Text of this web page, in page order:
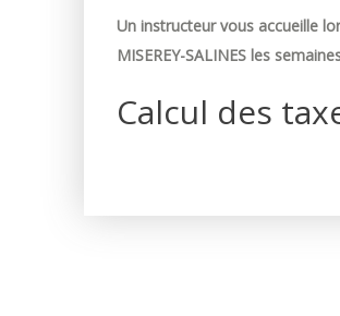
Un instructeur vous accueille
MISEREY-SALINES les
Calcul des